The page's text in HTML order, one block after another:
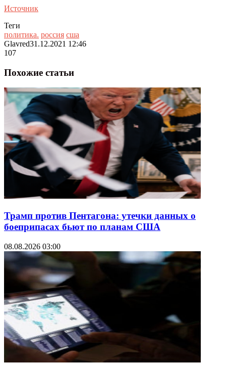
Источник
Теги
политика. россия сша
Glavred31.12.2021 12:46
107
Похожие статьи
Трамп против Пентагона: утечки данных о
боеприпасах бьют по планам США
08.08.2026 03:00